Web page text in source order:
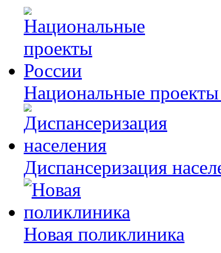
Национальные
Диспансеризация
Новая поликлиника